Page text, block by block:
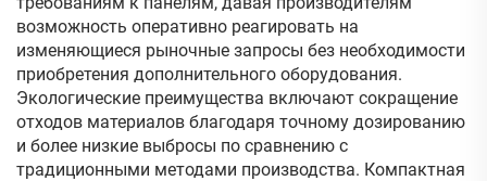
возможность оперативно реагировать на
изменяющиеся рыночные запросы без необходимости
приобретения дополнительного оборудования.
Экологические преимущества включают сокращение
отходов материалов благодаря точному дозированию
и более низкие выбросы по сравнению с
традиционными методами производства. Компактная